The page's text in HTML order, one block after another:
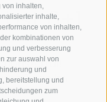
von inhalten,
inhalte,
von inhalten,
kombinationen von
und verbesserung
zur auswahl von
und
bereitstellung und
zum